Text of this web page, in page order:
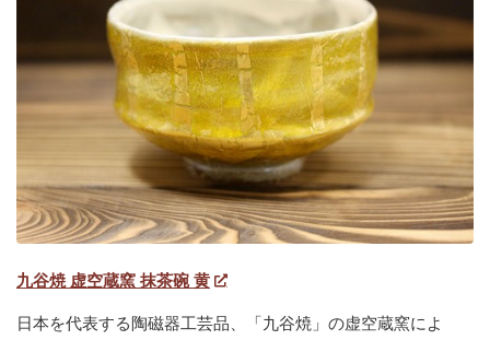
九谷焼 虚空蔵窯 抹茶碗 黄
日本を代表する陶磁器工芸品、「九谷焼」の虚空蔵窯によ